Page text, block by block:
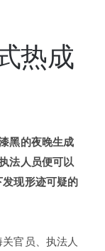
热成
黑的夜晚生成
法人员便可以
现形迹可疑的
官员、执法人